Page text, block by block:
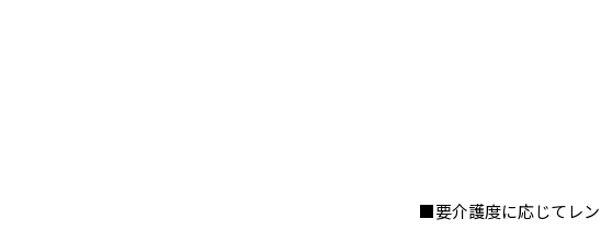
■要介護度に応じてレ